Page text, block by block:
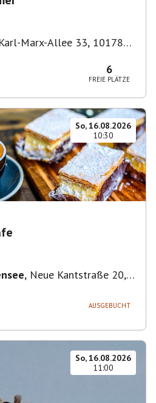
Karl-Marx-Allee 33, 10178
6
FREIE PLÄTZE
So, 16.08.2026
10:30
, Neue Kantstraße 20,
AUSGEBUCHT
So, 16.08.2026
11:00